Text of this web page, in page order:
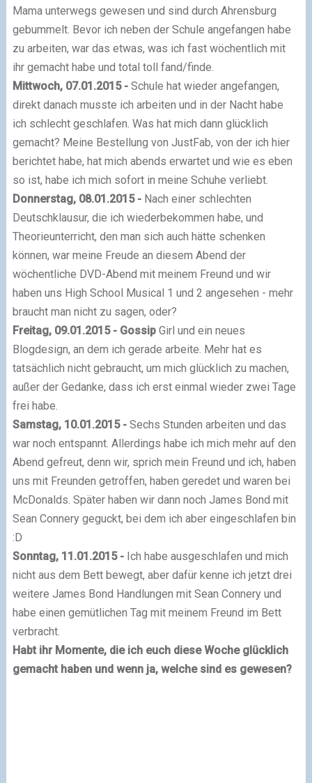
Mama unterwegs gewesen und sind durch Ahrensburg
gebummelt. Bevor ich neben der Schule angefangen habe
zu arbeiten, war das etwas, was ich fast wöchentlich mit
ihr gemacht habe und total toll fand/finde.
Mittwoch, 07.01.2015 - Schule hat wieder angefangen,
direkt danach musste ich arbeiten und in der Nacht habe
ich schlecht geschlafen. Was hat mich dann glücklich
gemacht? Meine Bestellung von JustFab, von der ich hier
berichtet habe, hat mich abends erwartet und wie es eben
so ist, habe ich mich sofort in meine Schuhe verliebt.
Donnerstag, 08.01.2015 - Nach einer schlechten
Deutschklausur, die ich wiederbekommen habe, und
Theorieunterricht, den man sich auch hätte schenken
können, war meine Freude an diesem Abend der
wöchentliche DVD-Abend mit meinem Freund und wir
haben uns High School Musical 1 und 2 angesehen - mehr
braucht man nicht zu sagen, oder?
Freitag, 09.01.2015 - GossipGirl und ein neues
Blogdesign, an dem ich gerade arbeite. Mehr hat es
tatsächlich nicht gebraucht, um mich glücklich zu machen,
außer der Gedanke, dass ich erst einmal wieder zwei Tage
frei habe.
Samstag, 10.01.2015 - Sechs Stunden arbeiten und das
war noch entspannt. Allerdings habe ich mich mehr auf den
Abend gefreut, denn wir, sprich mein Freund und ich, haben
uns mit Freunden getroffen, haben geredet und waren bei
McDonalds. Später haben wir dann noch James Bond mit
Sean Connery geguckt, bei dem ich aber eingeschlafen bin
:D
Sonntag, 11.01.2015 - Ich habe ausgeschlafen und mich
nicht aus dem Bett bewegt, aber dafür kenne ich jetzt drei
weitere James Bond Handlungen mit Sean Connery und
habe einen gemütlichen Tag mit meinem Freund im Bett
verbracht.
Habt ihr Momente, die ich euch diese Woche glücklich
gemacht haben und wenn ja, welche sind es gewesen?